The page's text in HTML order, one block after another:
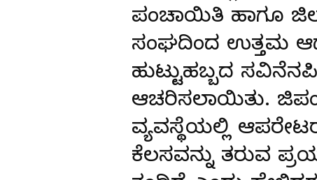
ಪಂಚಾಯಿತಿ ಹಾಗೂ
ಸಂಘದಿಂದ ಉತ್ತಮ
ಹುಟ್ಟುಹಬ್ಬದ
ಆಚರಿಸಲಾಯಿತು.
ವ್ಯವಸ್ಥೆಯಲ್ಲಿ
ಕೆಲಸವನ್ನು ತರುವ